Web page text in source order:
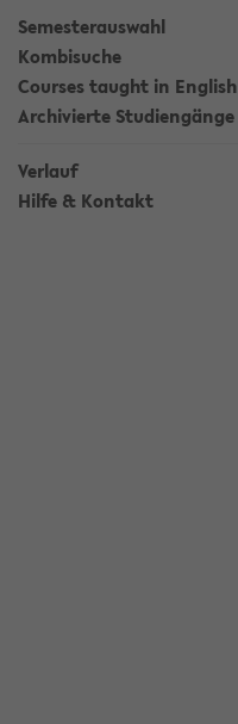
Semesterauswahl
Kombisuche
Courses taught in English
Archivierte Studiengänge
Verlauf
Hilfe & Kontakt